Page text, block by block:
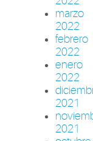
marzo
2022
febrero
2022
enero
2022
2021
2021